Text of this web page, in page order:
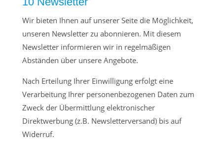
Wir bieten Ihnen auf unserer Seite die Möglichkeit,
unseren Newsletter zu abonnieren. Mit diesem
Newsletter informieren wir in regelmäßigen
Abständen über unsere Angebote.
Nach Erteilung Ihrer Einwilligung erfolgt eine
Verarbeitung Ihrer personenbezogenen Daten zum
Zweck der Übermittlung elektronischer
Direktwerbung (z.B. Newsletterversand) bis auf
Widerruf.